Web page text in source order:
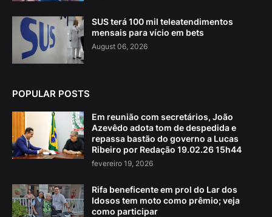
SUS terá 100 mil teleatendimentos
mensais para vício em bets
August 06, 2026
POPULAR POSTS
Em reunião com secretários, João
Azevêdo adota tom de despedida e
repassa bastão do governo a Lucas
Ribeiro por Redação 19.02.26 15h44
fevereiro 19, 2026
Rifa beneficente em prol do Lar dos
Idosos tem moto como prêmio; veja
como participar